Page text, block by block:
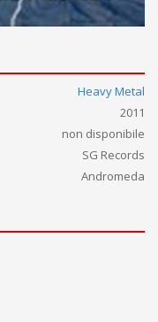
Heavy Metal
2011
non disponibile
SG Records
Andromeda